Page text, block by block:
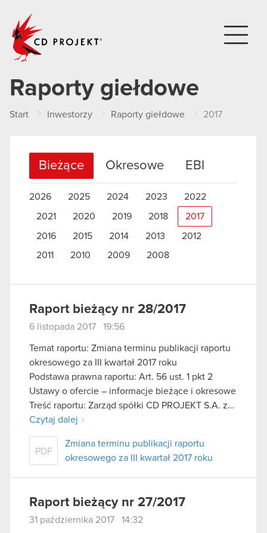
Raporty giełdowe
Start Inwestorzy Raporty giełdowe 2017
Bieżące Okresowe EBI
2026 2025 2024 2023 2022
2021 2020 2019 2018 2017
2016 2015 2014 2013
2012
2011
2010 2009 2008
Raport bieżący nr 28/2017
6 listopada 2017 19:56
Temat raportu: Zmiana terminu publikacji raportu
okresowego za III kwartał 2017 roku
Podstawa prawna raportu: Art. 56 ust. 1 pkt 2
Ustawy o ofercie – informacje bieżące i okresowe
Treść raportu: Zarząd spółki CD PROJEKT S.A. z…
Czytaj dalej
PDF
Zmiana terminu publikacji raportu
okresowego za III kwartał 2017 roku
Raport bieżący nr 27/2017
31 października 2017 14:32